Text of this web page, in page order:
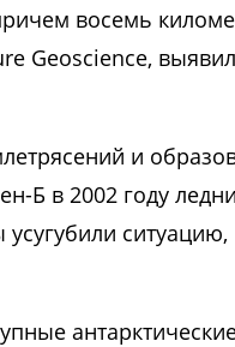
восемь
Geoscience,
и
Б в 2002 году
ситуацию,